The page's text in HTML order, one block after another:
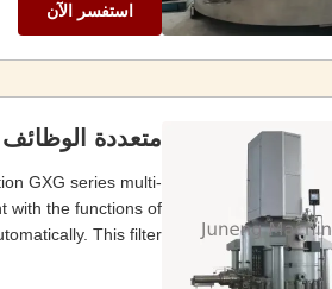
استفسر الآن
متعددة
GXG series multi-
with the functions of
This filter ...